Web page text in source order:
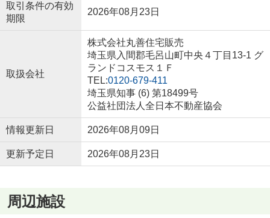
取引条件の有効
期限
2026年08月23日
取扱会社
株式会社丸善住宅販売
埼玉県入間郡毛呂山町中央４丁目13-1 グ
ランドコスモス１Ｆ
TEL:0120-679-411
埼玉県知事 (6) 第18499号
公益社団法人全日本不動産協会
情報更新日 2026年08月09日
更新予定日 2026年08月23日
周辺施設